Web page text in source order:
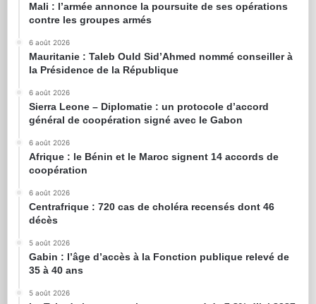
Mali : l’armée annonce la poursuite de ses opérations
contre les groupes armés
6 août 2026
Mauritanie : Taleb Ould Sid’Ahmed nommé conseiller à
la Présidence de la République
6 août 2026
Sierra Leone – Diplomatie : un protocole d’accord
général de coopération signé avec le Gabon
6 août 2026
Afrique : le Bénin et le Maroc signent 14 accords de
coopération
6 août 2026
Centrafrique : 720 cas de choléra recensés dont 46
décès
5 août 2026
Gabin : l’âge d’accès à la Fonction publique relevé de
35 à 40 ans
5 août 2026